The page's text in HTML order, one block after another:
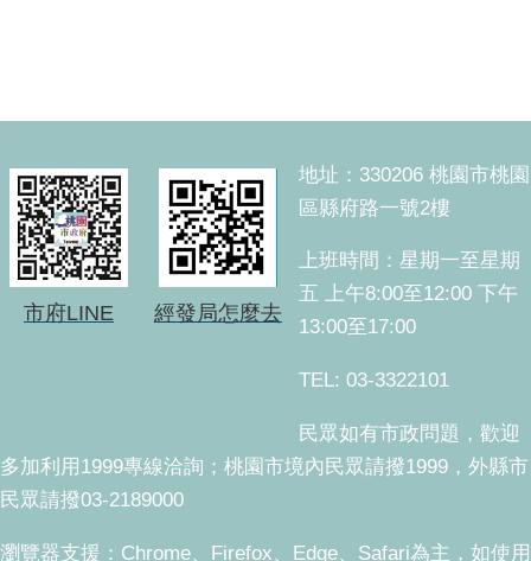
:::
市府LINE 經發局怎麼去
地址：330206 桃園市桃園
區縣府路一號2樓
上班時間：星期一至星期
五 上午8:00至12:00 下午
13:00至17:00
TEL: 03-3322101
民眾如有市政問題，歡迎
多加利用1999專線洽詢；桃園市境內民眾請撥1999，外縣市
民眾請撥03-2189000
瀏覽器支援：Chrome、Firefox、Edge、Safari為主，如使用